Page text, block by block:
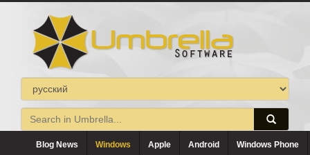
Blog News Windows Apple Android Windows Phone